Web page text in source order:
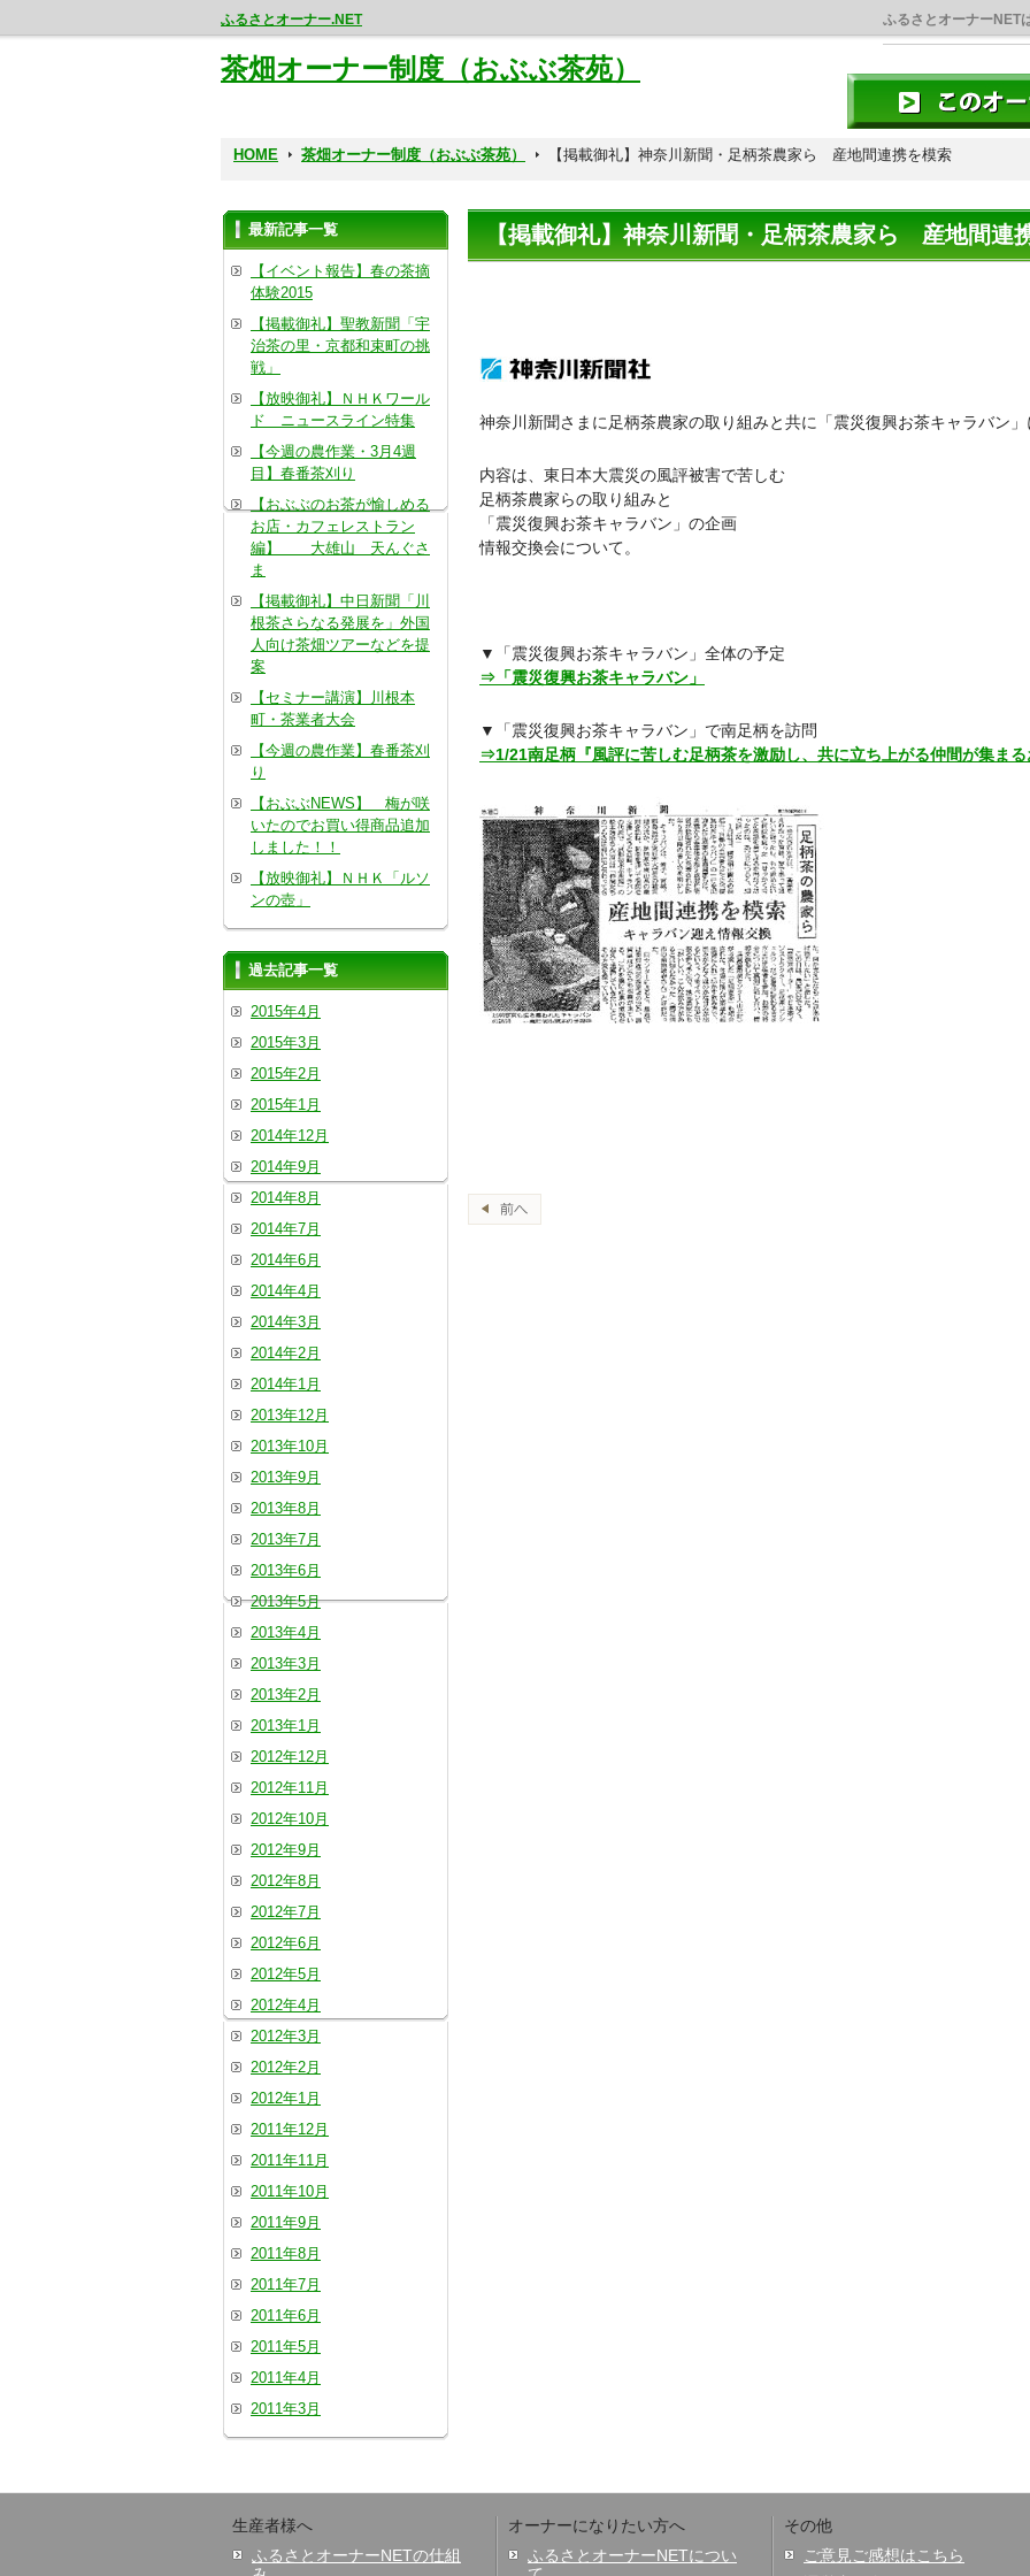
ふるさとオーナー.NET ふるさとオーナーNET
茶畑オーナー制度（おぶぶ茶苑）
HOME 茶畑オーナー制度（おぶぶ茶苑） 【掲載御礼】神奈川新聞・足柄茶農家ら 産地間連携を模索
【掲載御礼】神奈川新聞・足柄茶農家ら 産地間連
神奈川新聞さまに足柄茶農家の取り組みと共に「震災復興お茶キャラバン」
内容は、東日本大震災の風評被害で苦しむ
足柄茶農家らの取り組みと
「震災復興お茶キャラバン」の企画
情報交換会について。
▼「震災復興お茶キャラバン」全体の予定
⇒「震災復興お茶キャラバン」
▼「震災復興お茶キャラバン」で南足柄を訪問
⇒1/21南足柄『風評に苦しむ足柄茶を激励し、共に立ち上がる仲間が集まる
最新記事一覧
【イベント報告】春の茶摘
体験2015
【掲載御礼】聖教新聞「宇
治茶の里・京都和束町の挑
戦」
【放映御礼】ＮＨＫワール
ド ニュースライン特集
【今週の農作業・3月4週
目】春番茶刈り
【おぶぶのお茶が愉しめる
お店・カフェレストラン
編】 大雄山 天んぐさ
ま
【掲載御礼】中日新聞「川
根茶さらなる発展を」外国
人向け茶畑ツアーなどを提
案
【セミナー講演】川根本
町・茶業者大会
【今週の農作業】春番茶刈
り
【おぶぶNEWS】 梅が咲
いたのでお買い得商品追加
しました！！
【放映御礼】ＮＨＫ「ルソ
ンの壺」
過去記事一覧
2015年4月
2015年3月
2015年2月
2015年1月
2014年12月
2014年9月
2014年8月
2014年7月
2014年6月
2014年4月
2014年3月
2014年2月
2014年1月
2013年12月
2013年10月
2013年9月
2013年8月
2013年7月
2013年6月
2013年5月
2013年4月
2013年3月
2013年2月
2013年1月
2012年12月
2012年11月
2012年10月
2012年9月
2012年8月
2012年7月
2012年6月
2012年5月
2012年4月
2012年3月
2012年2月
2012年1月
2011年12月
2011年11月
2011年10月
2011年9月
2011年8月
2011年7月
2011年6月
2011年5月
2011年4月
2011年3月
生産者様へ
ふるさとオーナーNETの仕組
オーナーになりたい方へ
ふるさとオーナーNETについ
その他
ご意見ご感想はこちら